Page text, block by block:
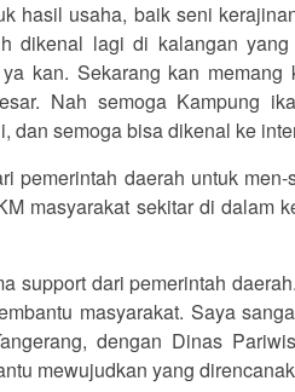
hasil usaha, baik seni
dikenal lagi di kalangan
kan. Sekarang kan memang
Nah semoga Kampung
dan semoga bisa dikenal ke
pemerintah daerah untuk men-
masyarakat sekitar di dalam
support dari pemerintah
masyarakat. Saya
dengan Dinas
mewujudkan yang